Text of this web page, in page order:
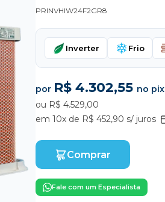
PRINVHIW24F2GR8
Inverter Frio
por R$ 4.302,55 no pix
ou R$ 4.529,00
em 10x de R$ 452,90 s/ juros
Comprar
Fale com um Especialista